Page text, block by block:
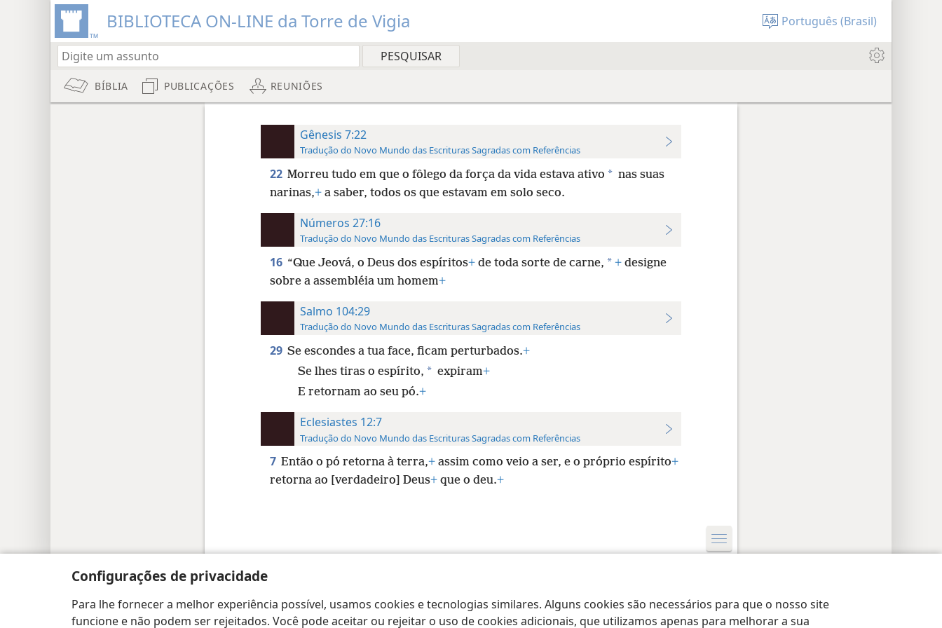
Configurações de privacidade
Para lhe fornecer a melhor experiência possível, usamos cookies e tecnologias similares. Alguns cookies são necessários para que o nosso site
funcione e não podem ser rejeitados. Você pode aceitar ou rejeitar o uso de cookies adicionais, que utilizamos apenas para melhorar a sua
BIBLIOTECA ON-LINE da Torre de Vigia Português (Brasil)
BÍBLIA PUBLICAÇÕES REUNIÕES
Gênesis 7:22
Tradução do Novo Mundo das Escrituras Sagradas com Referências
22 Morreu tudo em que o fôlego da força da vida estava ativo * nas suas
narinas,+a saber, todos os que estavam em solo seco.
Números 27:16
Tradução do Novo Mundo das Escrituras Sagradas com Referências
16 “Que Jeová, o Deus dos espíritos+de toda sorte de carne, * +designe
sobre a assembléia um homem+
Salmo 104:29
Tradução do Novo Mundo das Escrituras Sagradas com Referências
29 Se escondes a tua face, ficam perturbados.+
Se lhes tiras o espírito, * expiram+
E retornam ao seu pó.+
Eclesiastes 12:7
Tradução do Novo Mundo das Escrituras Sagradas com Referências
7 Então o pó retorna à terra,+assim como veio a ser, e o próprio espírito+
retorna ao [verdadeiro] Deus+que o deu.+